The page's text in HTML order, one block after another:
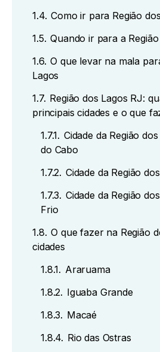
1.4. Como ir para Região
1.5. Quando ir para a
1.6. O que levar na mala
Lagos
1.7. Região dos Lagos RJ:
principais cidades e o que
1.7.1. Cidade da Região
do Cabo
1.7.2. Cidade da Região
1.7.3. Cidade da Região
Frio
1.8. O que fazer na Região
cidades
1.8.1. Araruama
1.8.2. Iguaba Grande
1.8.3. Macaé
1.8.4. Rio das Ostras